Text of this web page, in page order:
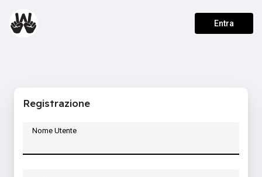
Entra
Registrazione
Nome Utente